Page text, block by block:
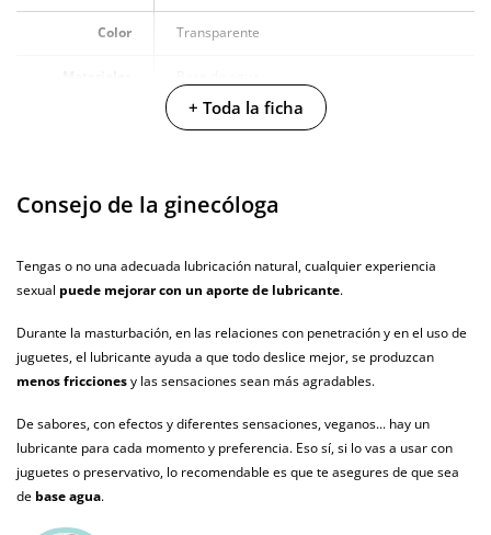
Color Transparente
125 ml
Envío discreto Paquete discreto y sin distintivos
Garantías 3 años de garantía
Producto
¿Cuándo lo
El en 24 horas hábiles (fecha estimada)
+ Toda la ficha
Consejo de la ginecóloga
Tengas o no una adecuada lubricación natural, cualquier experiencia
sexual puede mejorar con un aporte de lubricante.
Durante la masturbación, en las relaciones con penetración y en el uso de
juguetes, el lubricante ayuda a que todo deslice mejor, se produzcan
menos friccionesy las sensaciones sean más agradables.
De sabores, con efectos y diferentes sensaciones, veganos... hay un
lubricante para cada momento y preferencia. Eso sí, si lo vas a usar con
juguetes o preservativo, lo recomendable es que te asegures de que sea
de base agua.